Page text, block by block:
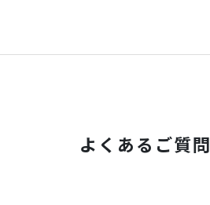
よくあるご質問